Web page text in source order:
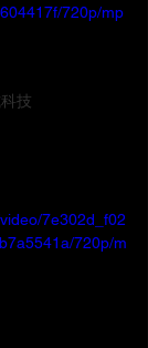
技
720p/mp
7e302d_f02
720p/m